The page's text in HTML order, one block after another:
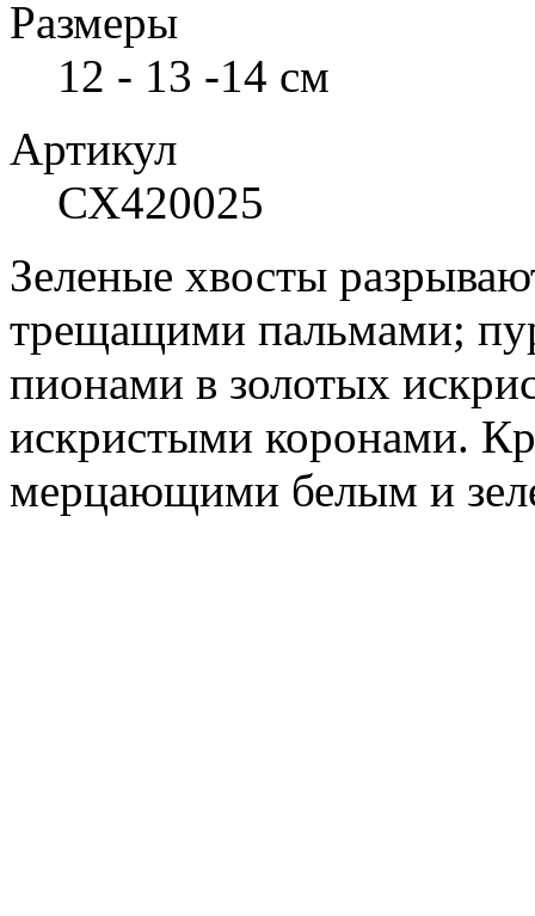
Размеры
12 - 13 -14 см
Артикул
СХ420025
Зеленые хвосты
трещащими пальмами;
пионами в золотых
искристыми коронами.
мерцающими белым и